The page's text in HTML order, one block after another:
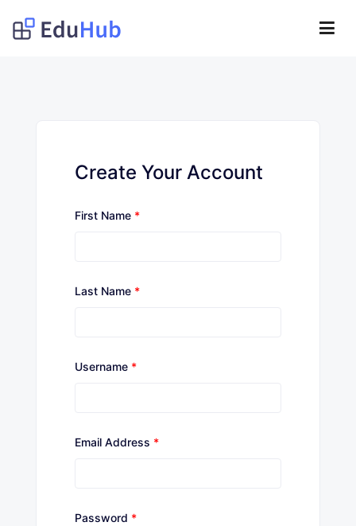
Create Your Account
First Name *
Last Name *
Username *
Email Address *
Password *